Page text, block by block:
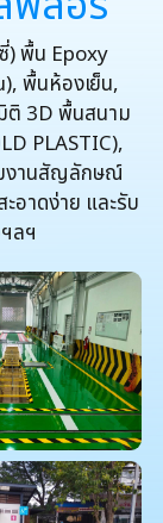
) พื้น Epoxy
พื้นห้องเย็น,
3D พื้นสนาม
PLASTIC),
มงานสัญลักษณ์
อาดง่าย และรับ
ลฯ